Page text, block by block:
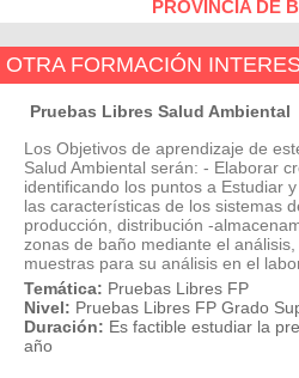
PROVINCIA DE
OTRA FORMACIÓN
Pruebas Libres Salud Ambiental
Los Objetivos de aprendizaje de
Salud Ambiental serán: - Elaborar
identificando los puntos a Estudiar
las características de los sistemas
producción, distribución -
zonas de baño mediante el
muestras para su análisis en el
Temática: Pruebas Libres FP
Nivel: Pruebas Libres FP Grado
Duración: Es factible estudiar la
año